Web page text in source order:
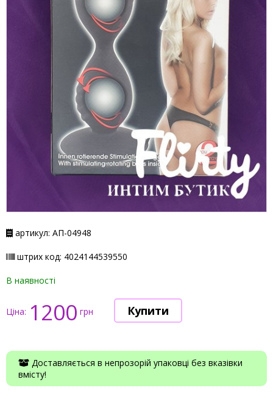
артикул: АП-04948
штрих код: 4024144539550
В наявності
Ціна: 1200 грн
Доставляється в непрозорій упаковці без вказівки
вмісту!